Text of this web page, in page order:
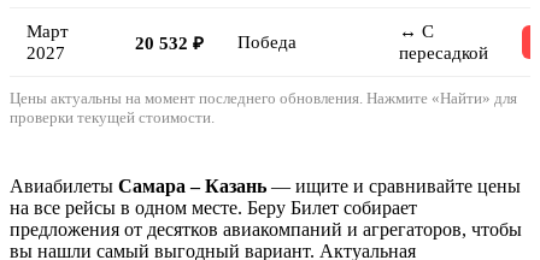
Март
2027
20 532 ₽ Победа
↔ С
пересадкой
Цены актуальны на момент последнего обновления. Нажмите «Найти» для
проверки текущей стоимости.
Авиабилеты Самара – Казань — ищите и сравнивайте цены
на все рейсы в одном месте. Беру Билет собирает
предложения от десятков авиакомпаний и агрегаторов, чтобы
вы нашли самый выгодный вариант. Актуальная